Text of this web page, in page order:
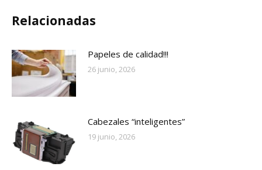
Relacionadas
Papeles de calidad!!!
26 junio, 2026
Cabezales “inteligentes”
19 junio, 2026